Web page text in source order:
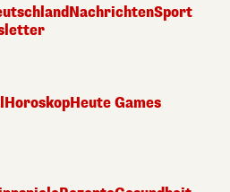
NachrichtenSport
HoroskopHeute Games